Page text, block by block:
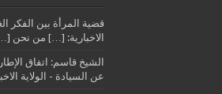
قضية المرأة بين الفكر
الاخبارية: […] من نحن
الشيخ قاسم: اتفاق
عن السيادة - الولاية